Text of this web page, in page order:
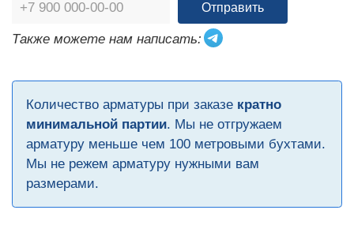
Отправить
Также можете нам написать:
Количество арматуры при заказе кратно
минимальной партии. Мы не отгружаем
арматуру меньше чем 100 метровыми бухтами.
Мы не режем арматуру нужными вам
размерами.